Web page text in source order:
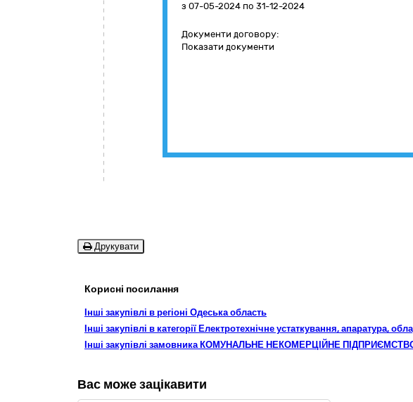
з 07-05-2024 по 31-12-2024
Документи договору:
Показати документи
Друкувати
Корисні посилання
Інші закупівлі в регіоні Одеська область
Інші закупівлі в категорії Електротехнічне устаткування, апаратура,
Інші закупівлі замовника КОМУНАЛЬНЕ НЕКОМЕРЦІЙНЕ
Вас може зацікавити